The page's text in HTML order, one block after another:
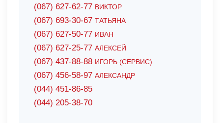
(067) 627-62-77 ВИКТОР
(067) 693-30-67 ТАТЬЯНА
(067) 627-50-77 ИВАН
(067) 627-25-77 АЛЕКСЕЙ
(067) 437-88-88 ИГОРЬ (СЕРВИС)
(067) 456-58-97 АЛЕКСАНДР
(044) 451-86-85
(044) 205-38-70